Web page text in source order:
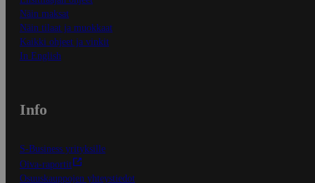
Näin maksat
Näin tilaat ja muokkaat
Kaikki ohjeet ja vinkit
In English
Info
S-Business yrityksille
Oiva-raportit
Osuuskauppojen yhteystiedot